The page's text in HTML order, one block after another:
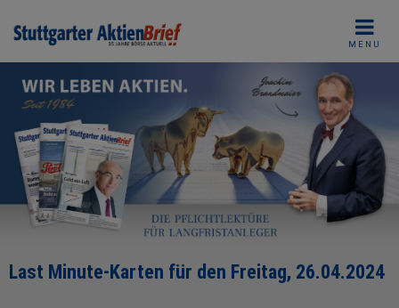
MENU
Last Minute-Karten für den Freitag, 26.04.2024